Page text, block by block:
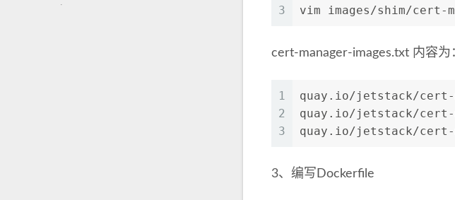
3
vim images/shim/cert-
cert-manager-images.txt 内容为
1
2
3
quay.io/jetstack/cert-
quay.io/jetstack/cert-
quay.io/jetstack/cert-
3、编写Dockerfile